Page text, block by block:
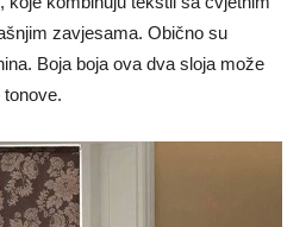
zavjesama. Obično su
Boja boja ova dva sloja može